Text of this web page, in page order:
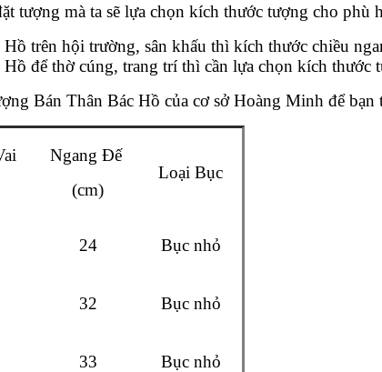
tượng mà ta sẽ lựa chọn kích thước tượng cho phù
trên hội trường, sân khấu thì kích thước chiều
Hồ để thờ cúng, trang trí thì cần lựa chọn kích
Bán Thân Bác Hồ của cơ sở Hoàng Minh để
Ngang Đế
(cm)
Loại Bục
24 Bục nhỏ
32 Bục nhỏ
33 Bục nhỏ